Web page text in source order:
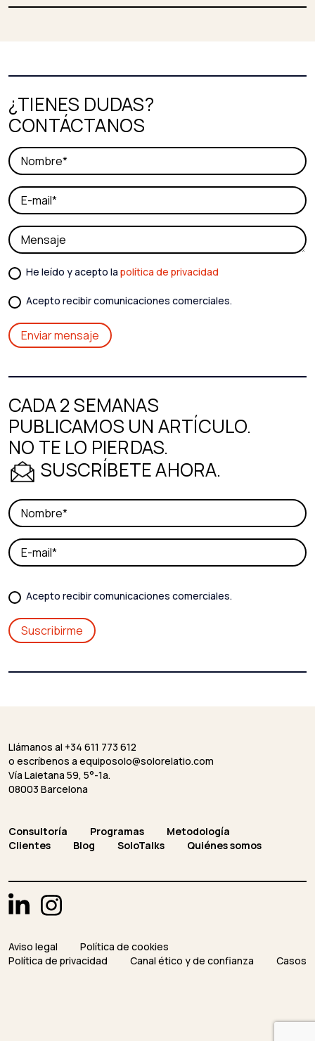
¿TIENES DUDAS?
CONTÁCTANOS
He leído y acepto la política de privacidad
Acepto recibir comunicaciones comerciales.
CADA 2 SEMANAS
PUBLICAMOS UN ARTÍCULO.
NO TE LO PIERDAS.
SUSCRÍBETE AHORA.
Acepto recibir comunicaciones comerciales.
Llámanos al +34 611 773 612
o escríbenos a equiposolo@solorelatio.com
Vía Laietana 59, 5°-1a.
08003 Barcelona
Consultoría Programas
Metodología
Clientes
Blog SoloTalks Quiénes somos
Aviso legal
Política de cookies
Política de privacidad
Canal ético y de confianza Casos